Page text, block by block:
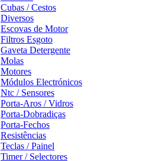
Cubas / Cestos
Diversos
Escovas de Motor
Filtros Esgoto
Gaveta Detergente
Molas
Motores
Módulos Electrónicos
Ntc / Sensores
Porta-Aros / Vidros
Porta-Dobradiças
Porta-Fechos
Resistências
Teclas / Painel
Timer / Selectores